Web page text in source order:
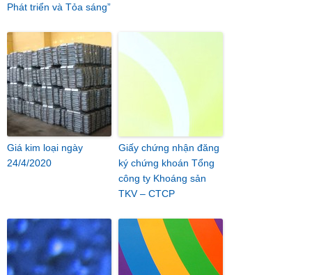
Phát triển và Tỏa sáng”
Giá kim loại ngày
24/4/2020
Giấy chứng nhận đăng
ký chứng khoán Tổng
công ty Khoáng sản
TKV – CTCP